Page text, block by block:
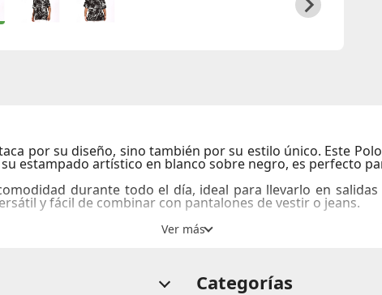
por su diseño, sino también por su estilo único. Este
estampado artístico en blanco sobre negro, es perfecto
durante todo el día, ideal para llevarlo en
y fácil de combinar con pantalones de vestir o jeans.
y estilo, este polo es justo lo que necesitas.
Categorías